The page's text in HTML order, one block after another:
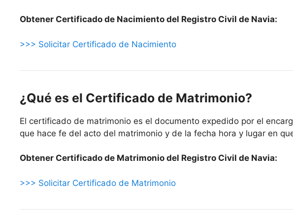
Obtener Certificado de Nacimiento del Registro Civil de Navia:
>>> Solicitar Certificado de Nacimiento
¿Qué es el Certificado de Matrimonio?
El certificado de matrimonio es el documento expedido por el
que hace fe del acto del matrimonio y de la fecha hora y lugar en
Obtener Certificado de Matrimonio del Registro Civil de Navia:
>>> Solicitar Certificado de Matrimonio